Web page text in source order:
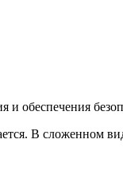
обеспечения
В